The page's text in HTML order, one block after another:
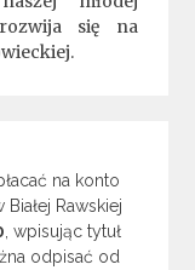
się na
na konto
Rawskiej
, wpisując tytuł
odpisać od